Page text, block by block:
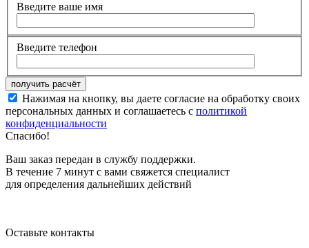
Введите ваше имя
Введите телефон
Нажимая на кнопку, вы даете согласие на обработку своих
персональных данных и соглашаетесь с политикой
конфиденциальности
Спасибо!
Ваш заказ передан в службу поддержки.
В течение 7 минут с вами свяжется специалист
для определения дальнейших действий
Оставьте контакты